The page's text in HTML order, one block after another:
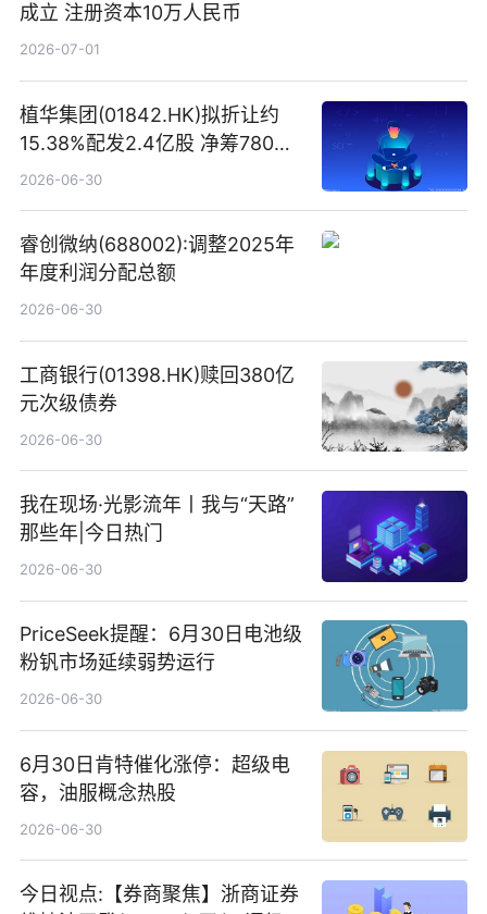
成立 注册资本10万人民币
2026-07-01
植华集团(01842.HK)拟折让约
15.38%配发2.4亿股 净筹780万
港元
2026-06-30
睿创微纳(688002):调整2025年
年度利润分配总额
2026-06-30
工商银行(01398.HK)赎回380亿
元次级债券
2026-06-30
我在现场·光影流年丨我与“天路”
那些年|今日热门
2026-06-30
PriceSeek提醒：6月30日电池级
粉钒市场延续弱势运行
2026-06-30
6月30日肯特催化涨停：超级电
容，油服概念热股
2026-06-30
今日视点:【券商聚焦】浙商证券